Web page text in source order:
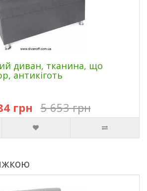
диван, тканина, що
антикіготь
грн 5 653 грн